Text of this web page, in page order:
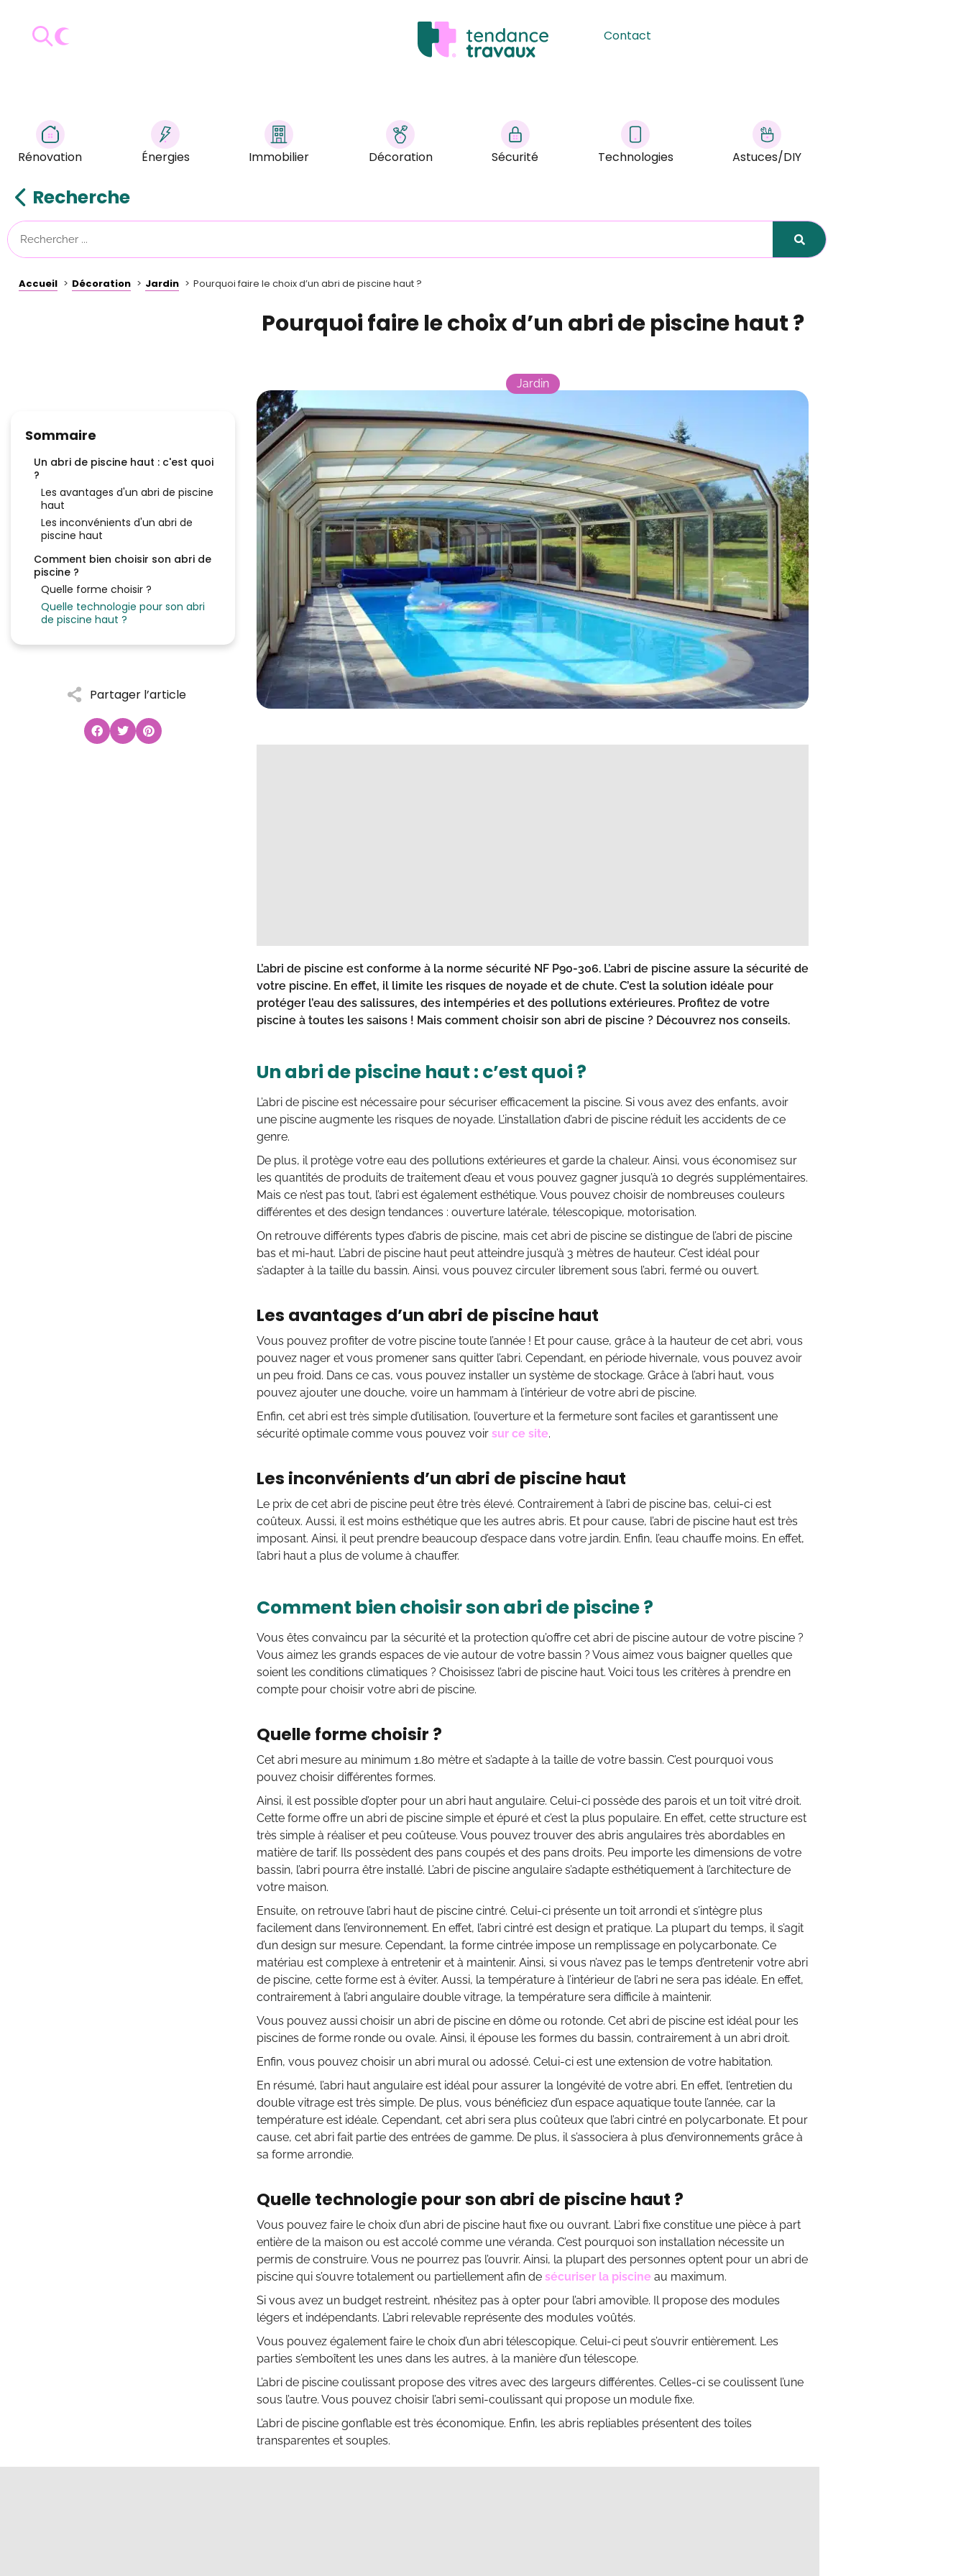
Contact
Rénovation Énergies Immobilier Décoration Sécurité Technologies Astuces/DIY
Recherche
Accueil Décoration Jardin Pourquoi faire le choix d’un abri de piscine haut ?
Sommaire
Un abri de piscine haut : c'est quoi
?
Les avantages d'un abri de piscine
haut
Les inconvénients d'un abri de
piscine haut
Comment bien choisir son abri de
piscine ?
Quelle forme choisir ?
Quelle technologie pour son abri
de piscine haut ?
Partager l’article
Pourquoi faire le choix d’un abri de piscine haut ?
Jardin
L’abri de piscine est conforme à la norme sécurité NF P90-306. L’abri de piscine assure la sécurité de
votre piscine. En effet, il limite les risques de noyade et de chute. C’est la solution idéale pour
protéger l’eau des salissures, des intempéries et des pollutions extérieures. Profitez de votre
piscine à toutes les saisons ! Mais comment choisir son abri de piscine ? Découvrez nos conseils.
Un abri de piscine haut : c’est quoi ?
L’abri de piscine est nécessaire pour sécuriser efficacement la piscine. Si vous avez des enfants, avoir
une piscine augmente les risques de noyade. L’installation d’abri de piscine réduit les accidents de ce
genre.
De plus, il protège votre eau des pollutions extérieures et garde la chaleur. Ainsi, vous économisez sur
les quantités de produits de traitement d’eau et vous pouvez gagner jusqu’à 10 degrés supplémentaires.
Mais ce n’est pas tout, l’abri est également esthétique. Vous pouvez choisir de nombreuses couleurs
différentes et des design tendances : ouverture latérale, télescopique, motorisation.
On retrouve différents types d’abris de piscine, mais cet abri de piscine se distingue de l’abri de piscine
bas et mi-haut. L’abri de piscine haut peut atteindre jusqu’à 3 mètres de hauteur. C’est idéal pour
s’adapter à la taille du bassin. Ainsi, vous pouvez circuler librement sous l’abri, fermé ou ouvert.
Les avantages d’un abri de piscine haut
Vous pouvez profiter de votre piscine toute l’année ! Et pour cause, grâce à la hauteur de cet abri, vous
pouvez nager et vous promener sans quitter l’abri. Cependant, en période hivernale, vous pouvez avoir
un peu froid. Dans ce cas, vous pouvez installer un système de stockage. Grâce à l’abri haut, vous
pouvez ajouter une douche, voire un hammam à l’intérieur de votre abri de piscine.
Enfin, cet abri est très simple d’utilisation, l’ouverture et la fermeture sont faciles et garantissent une
sécurité optimale comme vous pouvez voir sur ce site.
Les inconvénients d’un abri de piscine haut
Le prix de cet abri de piscine peut être très élevé. Contrairement à l’abri de piscine bas, celui-ci est
coûteux. Aussi, il est moins esthétique que les autres abris. Et pour cause, l’abri de piscine haut est très
imposant. Ainsi, il peut prendre beaucoup d’espace dans votre jardin. Enfin, l’eau chauffe moins. En effet,
l’abri haut a plus de volume à chauffer.
Comment bien choisir son abri de piscine ?
Vous êtes convaincu par la sécurité et la protection qu’offre cet abri de piscine autour de votre piscine ?
Vous aimez les grands espaces de vie autour de votre bassin ? Vous aimez vous baigner quelles que
soient les conditions climatiques ? Choisissez l’abri de piscine haut. Voici tous les critères à prendre en
compte pour choisir votre abri de piscine.
Quelle forme choisir ?
Cet abri mesure au minimum 1.80 mètre et s’adapte à la taille de votre bassin. C’est pourquoi vous
pouvez choisir différentes formes.
Ainsi, il est possible d’opter pour un abri haut angulaire. Celui-ci possède des parois et un toit vitré droit.
Cette forme offre un abri de piscine simple et épuré et c’est la plus populaire. En effet, cette structure est
très simple à réaliser et peu coûteuse. Vous pouvez trouver des abris angulaires très abordables en
matière de tarif. Ils possèdent des pans coupés et des pans droits. Peu importe les dimensions de votre
bassin, l’abri pourra être installé. L’abri de piscine angulaire s’adapte esthétiquement à l’architecture de
votre maison.
Ensuite, on retrouve l’abri haut de piscine cintré. Celui-ci présente un toit arrondi et s’intègre plus
facilement dans l’environnement. En effet, l’abri cintré est design et pratique. La plupart du temps, il s’agit
d’un design sur mesure. Cependant, la forme cintrée impose un remplissage en polycarbonate. Ce
matériau est complexe à entretenir et à maintenir. Ainsi, si vous n’avez pas le temps d’entretenir votre abri
de piscine, cette forme est à éviter. Aussi, la température à l’intérieur de l’abri ne sera pas idéale. En effet,
contrairement à l’abri angulaire double vitrage, la température sera difficile à maintenir.
Vous pouvez aussi choisir un abri de piscine en dôme ou rotonde. Cet abri de piscine est idéal pour les
piscines de forme ronde ou ovale. Ainsi, il épouse les formes du bassin, contrairement à un abri droit.
Enfin, vous pouvez choisir un abri mural ou adossé. Celui-ci est une extension de votre habitation.
En résumé, l’abri haut angulaire est idéal pour assurer la longévité de votre abri. En effet, l’entretien du
double vitrage est très simple. De plus, vous bénéficiez d’un espace aquatique toute l’année, car la
température est idéale. Cependant, cet abri sera plus coûteux que l’abri cintré en polycarbonate. Et pour
cause, cet abri fait partie des entrées de gamme. De plus, il s’associera à plus d’environnements grâce à
sa forme arrondie.
Quelle technologie pour son abri de piscine haut ?
Vous pouvez faire le choix d’un abri de piscine haut fixe ou ouvrant. L’abri fixe constitue une pièce à part
entière de la maison ou est accolé comme une véranda. C’est pourquoi son installation nécessite un
permis de construire. Vous ne pourrez pas l’ouvrir. Ainsi, la plupart des personnes optent pour un abri de
piscine qui s’ouvre totalement ou partiellement afin de sécuriser la piscine au maximum.
Si vous avez un budget restreint, n’hésitez pas à opter pour l’abri amovible. Il propose des modules
légers et indépendants. L’abri relevable représente des modules voûtés.
Vous pouvez également faire le choix d’un abri télescopique. Celui-ci peut s’ouvrir entièrement. Les
parties s’emboîtent les unes dans les autres, à la manière d’un télescope.
L’abri de piscine coulissant propose des vitres avec des largeurs différentes. Celles-ci se coulissent l’une
sous l’autre. Vous pouvez choisir l’abri semi-coulissant qui propose un module fixe.
L’abri de piscine gonflable est très économique. Enfin, les abris repliables présentent des toiles
transparentes et souples.